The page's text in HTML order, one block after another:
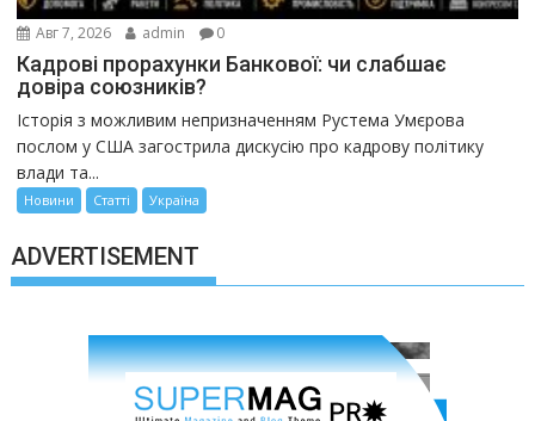
Авг 7, 2026 admin 0
Кадрові прорахунки Банкової: чи слабшає
довіра союзників?
Історія з можливим непризначенням Рустема Умєрова
послом у США загострила дискусію про кадрову політику
влади та...
Новини Статті Україна
ADVERTISEMENT